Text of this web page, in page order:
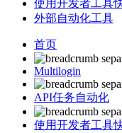
使用开发者工具
外部自动化工具
首页
Multilogin
API任务自动化
使用开发者工具